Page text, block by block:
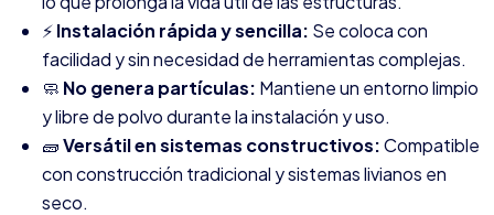
⚡Instalación rápida y sencilla: Se coloca con
facilidad y sin necesidad de herramientas complejas.
🧼 No genera partículas: Mantiene un entorno limpio
y libre de polvo durante la instalación y uso.
🧱Versátil en sistemas constructivos:Compatible
con construcción tradicional y sistemas livianos en
seco.